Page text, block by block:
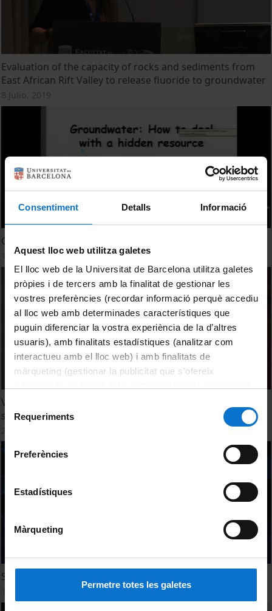
Consentiment Detalls Informació
Aquest lloc web utilitza galetes
El lloc web de la Universitat de Barcelona utilitza galetes
pròpies i de tercers amb la finalitat de gestionar les
vostres preferències (recordar informació perquè accediu
al lloc web amb determinades característiques que
puguin diferenciar la vostra experiència de la d’altres
usuaris), amb finalitats estadístiques (analitzar com
interactueu amb el lloc web) i amb finalitats de
màrqueting (gestionar la publicitat que s’ofereix
consultar laPolítica de galetes del lloc web de la
Selecció
de Requeriments
Preferències
Estadístiques
Màrqueting
Permetre totes les galetes
Evaluation of the capacity of rocks and sediments from
East African Rift Valley to release fluoride to groundwater
8 Julio, 2019
Groundwater: how to deal with a hidden resource
13 Marzo, 2015
Valoració de l'estat químic i quantitatiu de les aigües
subterrànies a Catalunya
Soil and Groundwater. An interdisciplinary approach